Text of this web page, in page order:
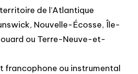
de l’Atlantique
Nouvelle-Écosse, Île-
ou Terre-Neuve-et-
francophone ou instrumental